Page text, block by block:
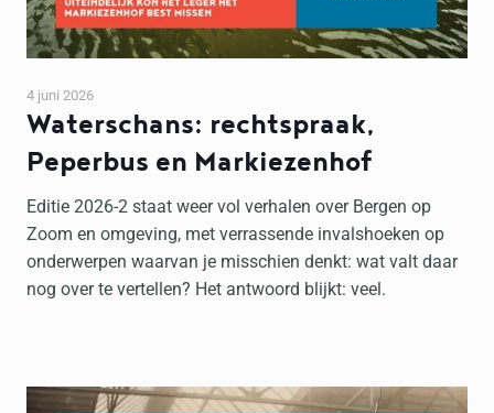
Waterschans: rechtspraak,
Peperbus en Markiezenhof
4 juni 2026
Editie 2026-2 staat weer vol verhalen over Bergen op
Zoom en omgeving, met verrassende invalshoeken op
onderwerpen waarvan je misschien denkt: wat valt daar
nog over te vertellen? Het antwoord blijkt: veel.